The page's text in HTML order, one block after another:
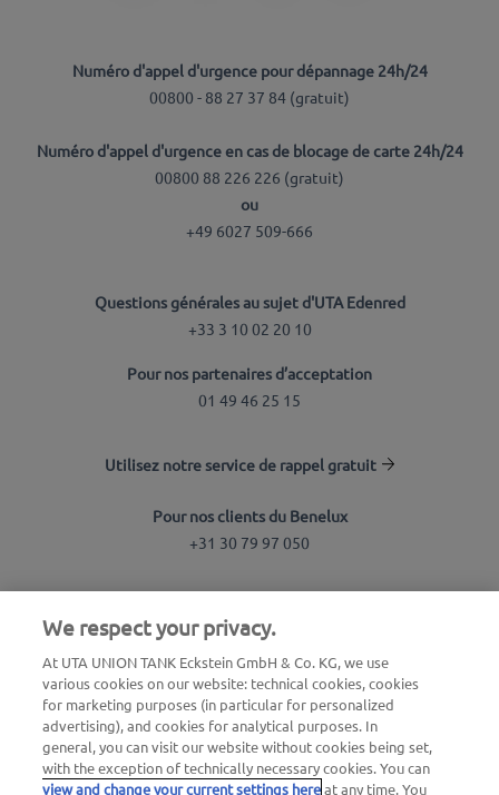
Numéro d'appel d'urgence pour dépannage 24h/24
00800 - 88 27 37 84 (gratuit)
Numéro d'appel d'urgence en cas de blocage de carte 24h/24
00800 88 226 226 (gratuit)
ou
+49 6027 509-666
Questions générales au sujet d'UTA Edenred
+33 3 10 02 20 10
Pour nos partenaires d’acceptation
01 49 46 25 15
Utilisez notre service de rappel gratuit
Pour nos clients du Benelux
+31 30 79 97 050
Recherche de station
Connexion à l'espace client
À propos d'UTA Edenred
Blog
We respect your privacy.
At UTA UNION TANK Eckstein GmbH & Co. KG, we use
various cookies on our website: technical cookies, cookies
for marketing purposes (in particular for personalized
advertising), and cookies for analytical purposes. In
general, you can visit our website without cookies being set,
with the exception of technically necessary cookies. You can
view and change your current settings hereat any time. You